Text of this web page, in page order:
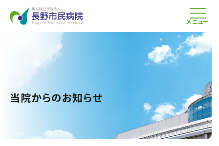
メニュー
当院からのお知らせ